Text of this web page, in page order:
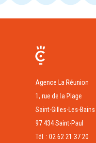
Agence La Réunion
1, rue de la Plage
Saint-Gilles-Les-Bains
97 434 Saint-Paul
Tél. : 02 62 21 37 20